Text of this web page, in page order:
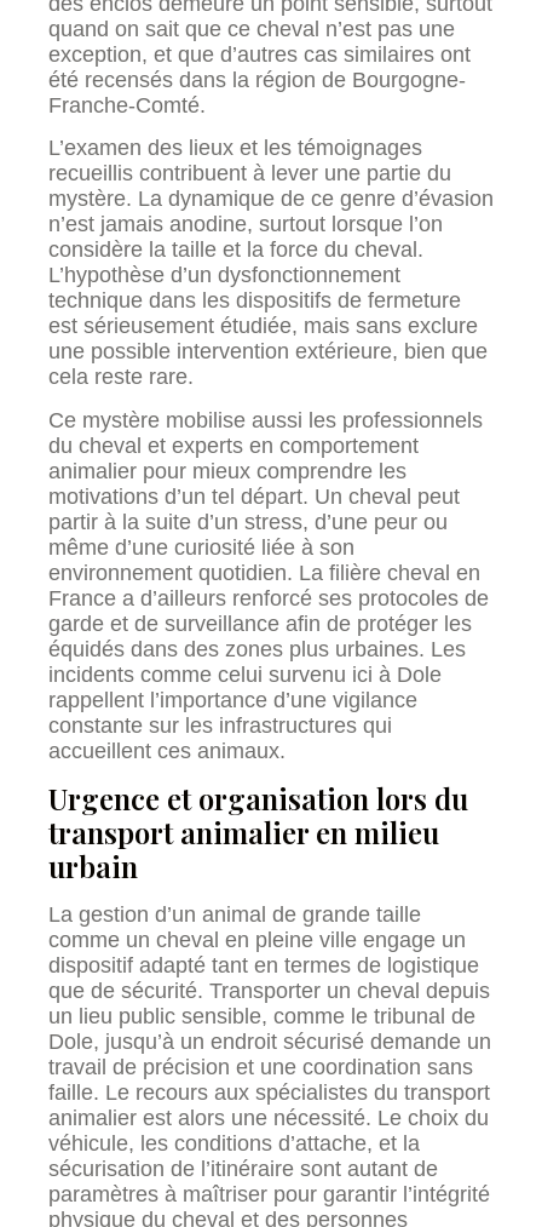
quand on sait que ce cheval n’est pas une
exception, et que d’autres cas similaires ont
été recensés dans la région de Bourgogne-
Franche-Comté.
L’examen des lieux et les témoignages
recueillis contribuent à lever une partie du
mystère. La dynamique de ce genre d’évasion
n’est jamais anodine, surtout lorsque l’on
considère la taille et la force du cheval.
L’hypothèse d’un dysfonctionnement
technique dans les dispositifs de fermeture
est sérieusement étudiée, mais sans exclure
une possible intervention extérieure, bien que
cela reste rare.
Ce mystère mobilise aussi les professionnels
du cheval et experts en comportement
animalier pour mieux comprendre les
motivations d’un tel départ. Un cheval peut
partir à la suite d’un stress, d’une peur ou
même d’une curiosité liée à son
environnement quotidien. La filière cheval en
France a d’ailleurs renforcé ses protocoles de
garde et de surveillance afin de protéger les
équidés dans des zones plus urbaines. Les
incidents comme celui survenu ici à Dole
rappellent l’importance d’une vigilance
constante sur les infrastructures qui
accueillent ces animaux.
Urgence et organisation lors du
transport animalier en milieu
urbain
La gestion d’un animal de grande taille
comme un cheval en pleine ville engage un
dispositif adapté tant en termes de logistique
que de sécurité. Transporter un cheval depuis
un lieu public sensible, comme le tribunal de
Dole, jusqu’à un endroit sécurisé demande un
travail de précision et une coordination sans
faille. Le recours aux spécialistes du transport
animalier est alors une nécessité. Le choix du
véhicule, les conditions d’attache, et la
sécurisation de l’itinéraire sont autant de
paramètres à maîtriser pour garantir l’intégrité
physique du cheval et des personnes